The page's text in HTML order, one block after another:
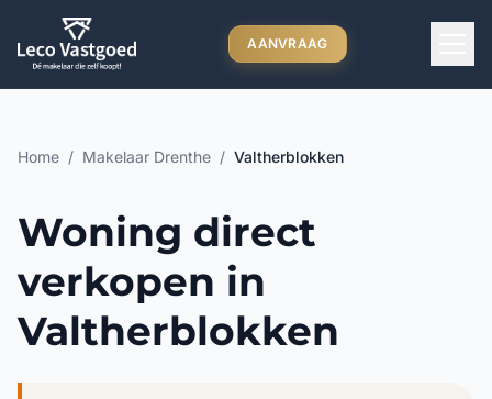
Ga direct naar inhoud
AANVRAAG
Home / Makelaar Drenthe / Valtherblokken
Woning direct
verkopen in
Valtherblokken